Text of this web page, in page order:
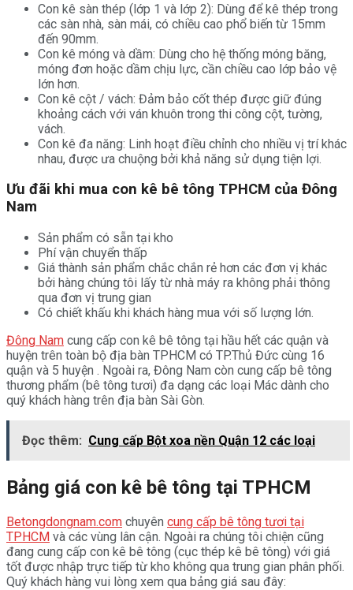
Con kê sàn thép (lớp 1 và lớp 2): Dùng để kê thép trong
các sàn nhà, sàn mái, có chiều cao phổ biến từ 15mm
đến 90mm.
Con kê móng và dầm: Dùng cho hệ thống móng băng,
móng đơn hoặc dầm chịu lực, cần chiều cao lớp bảo vệ
lớn hơn.
Con kê cột / vách: Đảm bảo cốt thép được giữ đúng
khoảng cách với ván khuôn trong thi công cột, tường,
vách.
Con kê đa năng: Linh hoạt điều chỉnh cho nhiều vị trí khác
nhau, được ưa chuộng bởi khả năng sử dụng tiện lợi.
Ưu đãi khi mua con kê bê tông TPHCM của Đông
Nam
Sản phẩm có sẵn tại kho
Phí vận chuyển thấp
Giá thành sản phẩm chắc chắn rẻ hơn các đơn vị khác
bởi hàng chúng tôi lấy từ nhà máy ra không phải thông
qua đơn vị trung gian
Có chiết khấu khi khách hàng mua với số lượng lớn.
Đông Nam cung cấp con kê bê tông tại hầu hết các quận và
huyện trên toàn bộ địa bàn TPHCM có TP.Thủ Đức cùng 16
quận và 5 huyện . Ngoài ra, Đông Nam còn cung cấp bê tông
thương phẩm (bê tông tươi) đa dạng các loại Mác dành cho
quý khách hàng trên địa bàn Sài Gòn.
Đọc thêm: Cung cấp Bột xoa nền Quận 12 các loại
Bảng giá con kê bê tông tại TPHCM
Betongdongnam.com chuyên cung cấp bê tông tươi tại
TPHCM và các vùng lân cận. Ngoài ra chúng tôi chiện cũng
đang cung cấp con kê bê tông (cục thép kê bê tông) với giá
tốt được nhập trực tiếp từ kho không qua trung gian phân phối.
Quý khách hàng vui lòng xem qua bảng giá sau đây: